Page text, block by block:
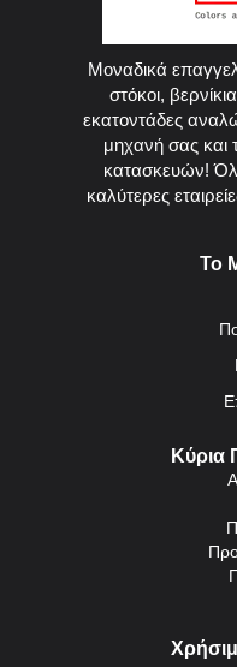
Μοναδικά
στόκοι,
εκατοντάδες
μηχανή σας και
κατασκευών!
καλύτερες
Το
Κύρια